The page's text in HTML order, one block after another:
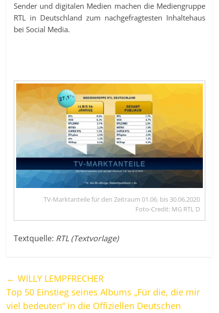
Sender und digitalen Medien machen die Mediengruppe
RTL in Deutschland zum nachgefragtesten Inhaltehaus
bei Social Media.
TV-Marktanteile für den Zeitraum 01.06. bis 30.06.2020
Foto-Credit: MG RTL D
Textquelle: RTL (Textvorlage)
← WILLY LEMPFRECHER
Top 50 Einstieg seines Albums „Für die, die mir
viel bedeuten“ in die Offiziellen Deutschen